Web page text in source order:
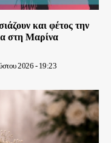
και φέτος την
στη Μαρίνα
2026 - 19:23